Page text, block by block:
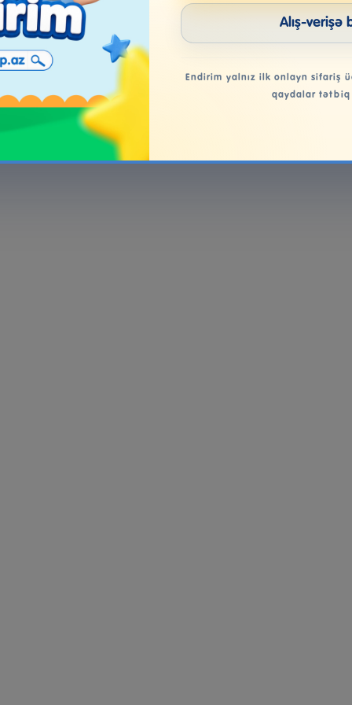
Alış-verişə
Endirim yalnız ilk onlayn sifariş
qaydalar tətbiq